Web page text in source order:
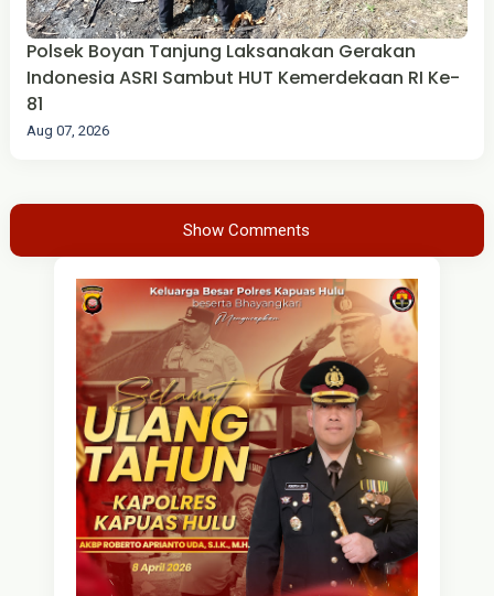
Polsek Boyan Tanjung Laksanakan Gerakan
Indonesia ASRI Sambut HUT Kemerdekaan RI Ke-
81
Aug 07, 2026
Show Comments